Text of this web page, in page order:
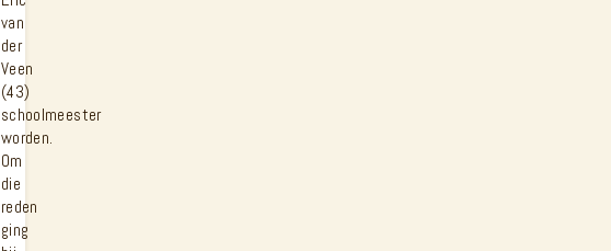
van
der
Veen
(43)
schoolmeester
worden.
Om
die
reden
ging